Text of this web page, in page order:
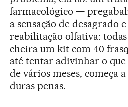
farmacológico —
a sensação de desagrado
reabilitação olfativa:
cheira um kit com 40
até tentar adivinhar o que
de vários meses, começa
duras penas.